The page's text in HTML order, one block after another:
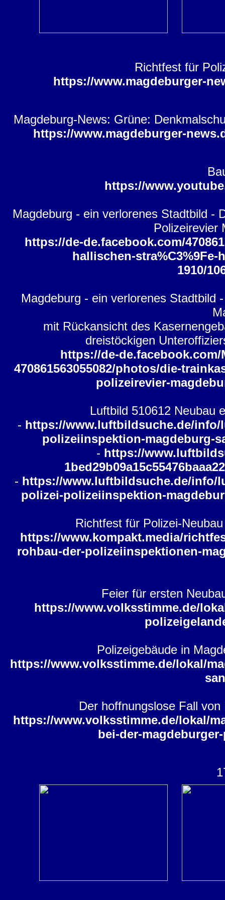
Richtfest für
https://www.magdeburger-
Magdeburg-News: Grüne:
https://www.magdeburger-
https://
Magdeburg - ein verlorenes Stadtbild -
Polizeirevier
https://de-de.facebook.com/
hallischen-
1910/
Magdeburg - ein verlorenes Stadtbild
mit Rückansicht des
dreistöckigen
https://de-
470861563055082/photos/die-
polizeirevier-
Luftbild 510612 Neubau
- https://www.luftbildsuche.de/
polizeiinspektion-magdeburg-
- https://
- https://www.luftbildsuche.de/info/
polizei-polizeiinspektion-
Richtfest für Polizei-
https://www.kompakt.media/
rohbau-der-polizeiinspektionen-
Feier für ersten
https://www.volksstimme.de/
Polizeigebäude in
https://www.volksstimme.de/lokal/
Der hoffnungslose Fall
https://www.volksstimme.de/lokal/
bei-der-